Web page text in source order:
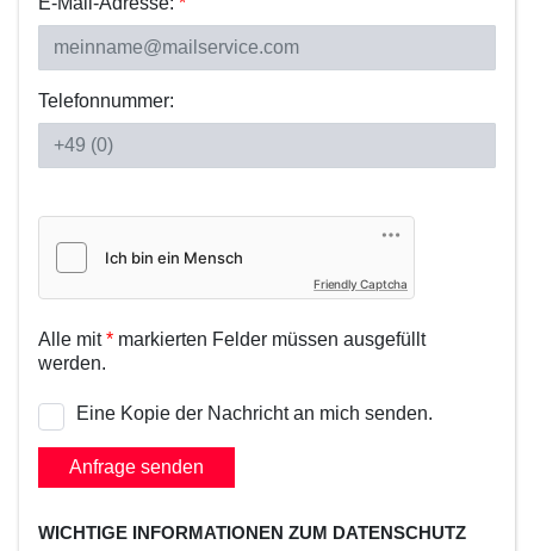
Telefonnummer:
Friendly Captcha
Alle mit* markierten Felder müssen ausgefüllt
werden.
Eine Kopie der Nachricht an mich senden.
Anfrage senden
WICHTIGE INFORMATIONEN ZUM DATENSCHUTZ